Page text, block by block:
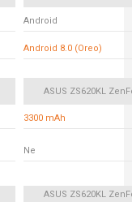
Android
Android 8.0 (Oreo)
ASUS ZS620KL
3300 mAh
Ne
ASUS ZS620KL